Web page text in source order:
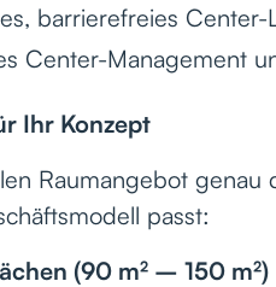
barrierefreies Center-
Center-Management
Ihr Konzept
Raumangebot genau
passt:
(90 m² – 150 m²)